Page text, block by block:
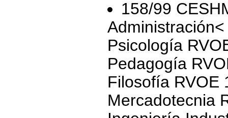
158/99
Administración<
Psicología
Pedagogía
Filosofía RVOE
Mercadotecnia